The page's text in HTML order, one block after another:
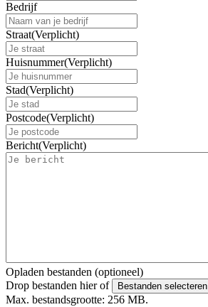
Bedrijf
Straat(Verplicht)
Huisnummer(Verplicht)
Stad(Verplicht)
Postcode(Verplicht)
Bericht(Verplicht)
Opladen bestanden (optioneel)
Drop bestanden hier of
Bestanden selecteren
Max. bestandsgrootte: 256 MB.